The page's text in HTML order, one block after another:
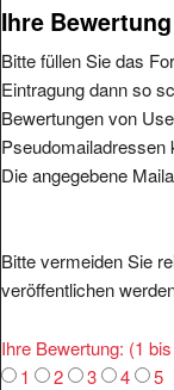
Ihre
Bitte füllen Sie das
Eintragung dann so
Bewertungen von
Pseudomailadressen
Die angegebene
Bitte vermeiden Sie
veröffentlichen
Ihre Bewertung: (1
1
2 3 4
5